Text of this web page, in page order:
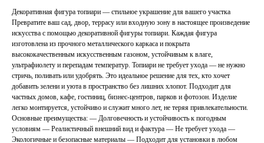
Декоративная фигура топиари — стильное украшение для вашего участка
Превратите ваш сад, двор, террасу или входную зону в настоящее произведение
искусства с помощью декоративной фигуры топиари. Каждая фигура
изготовлена из прочного металлического каркаса и покрыта
высококачественным искусственным газоном, устойчивым к влаге,
ультрафиолету и перепадам температур. Топиари не требует ухода — не нужно
стричь, поливать или удобрять. Это идеальное решение для тех, кто хочет
добавить зелени и уюта в пространство без лишних хлопот. Подходит для
частных домов, кафе, гостиниц, бизнес-центров, парков и фотозон. Изделие
легко монтируется, устойчиво и служит много лет, не теряя привлекательности.
Основные преимущества: — Долговечность и устойчивость к погодным
условиям — Реалистичный внешний вид и фактура — Не требует ухода —
Экологичные и безопасные материалы — Подходит для установки в любом